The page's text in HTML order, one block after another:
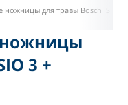
ножницы для травы Bosch ISIO 3
3 +